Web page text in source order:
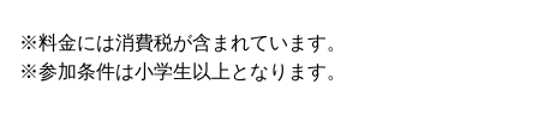
※料金には消費税が含まれています。
※参加条件は小学生以上となります。